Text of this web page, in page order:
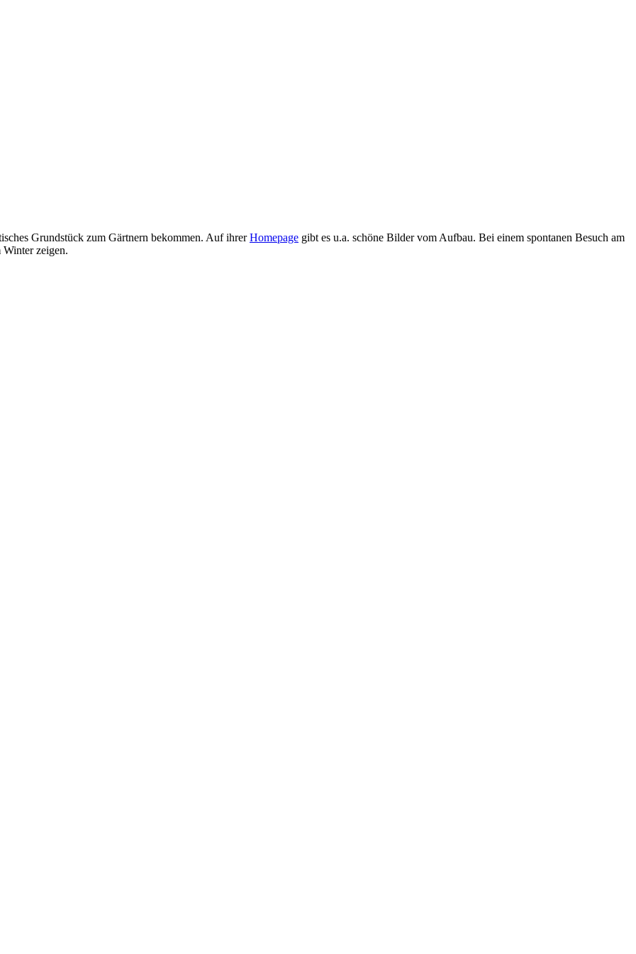
Grundstück zum Gärtnern bekommen. Auf ihrerHomepage gibt es u.a. schöne Bilder vom Aufbau. Bei einem spontanen Besuch am
Winter zeigen.